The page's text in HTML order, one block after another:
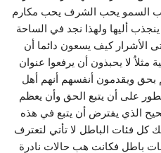
السمو يحب الشرف يحب مكارم
ينجذب أليها ولهذا نجد في الساحة
الأشرار كيف يسعون دائما أن
مثلاُ لا يحبذون أن يرفعوا عنوان
ويقدمون أنفسهم أنهم أهل
على أن يتبع الحق وأن يعظم
الذي يفترض أن يتبع في هذه
كل فئات الباطل لا تأتي لتعترف
باطل فكانت هب حالات نادرة